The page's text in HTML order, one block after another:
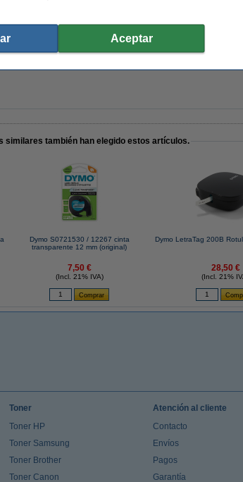
similares también han elegido estos artículos.
Dymo S0721530 / 12267 cinta
transparente 12 mm (original)
7,50 €
(Incl. 21% IVA)
Dymo LetraTag 200B
28,50 €
(Incl. 21%
Toner
Toner HP
Toner Samsung
Toner Brother
Toner Canon
Atención al cliente
Contacto
Envíos
Pagos
Garantía
Aceptar